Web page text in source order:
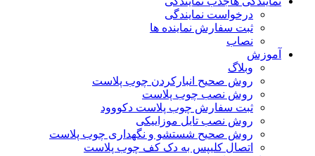
درخواست نمایندگی
ثبت سفارش نماینده ها
نصاب
آموزش
وبلاگ
روش صحیح انبارکردن چوب پلاست
روش نصب چوب پلاست
ثبت سفارش چوب پلاست دکووود
روش نصب تایل موزاییکی
روش صحیح شستشو و نگهداری چوب پلاست
اتصال کلیپس به دک کف چوب پلاست